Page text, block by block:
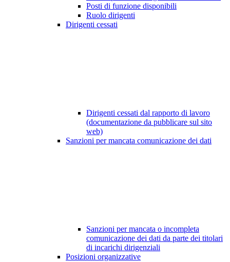
Posti di funzione disponibili
Ruolo dirigenti
Dirigenti cessati
Dirigenti cessati dal rapporto di lavoro
(documentazione da pubblicare sul sito
web)
Sanzioni per mancata comunicazione dei dati
Sanzioni per mancata o incompleta
comunicazione dei dati da parte dei titolari
di incarichi dirigenziali
Posizioni organizzative